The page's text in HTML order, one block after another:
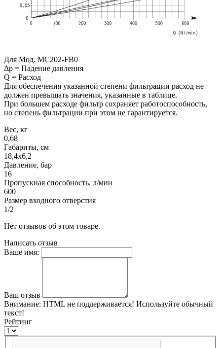
Для Мод. MC202-FB0
Δp = Падение давления
Q = Расход
Для обеспечения указанной степени фильтрации расход не
должен превышать значения, указанные в таблице.
При большем расходе фильтр сохраняет работоспособность,
но степень фильтрации при этом не гарантируется.
Вес, кг
0,68
Габариты, см
18,4х6,2
Давление, бар
16
Пропускная способность, л/мин
600
Размер входного отверстия
1/2
Нет отзывов об этом товаре.
Написать отзыв
Ваше имя:
Ваш отзыв
Внимание: HTML не поддерживается! Используйте обычный
текст!
Рейтинг